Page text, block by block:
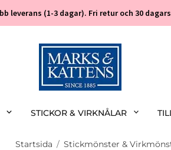
leverans (1-3 dagar). Fri retur och 30
STICKOR & VIRKNÅLAR
Startsida / Stickmönster &